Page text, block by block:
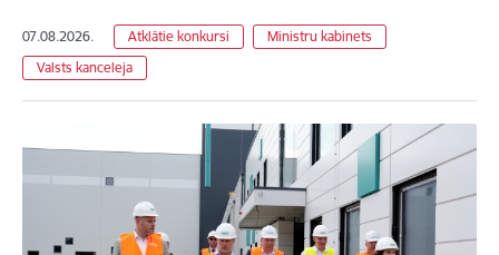
07.08.2026. Atklātie konkursi
Ministru kabinets
Valsts kanceleja